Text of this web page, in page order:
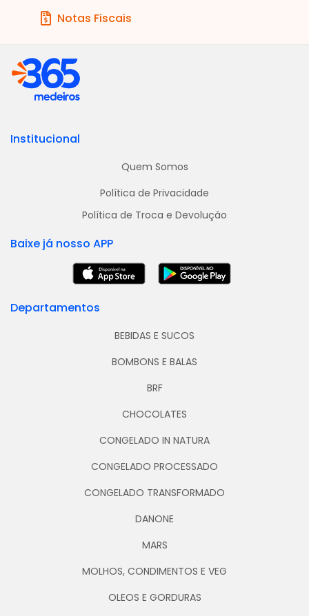
Notas Fiscais
Institucional
Quem Somos
Política de Privacidade
Política de Troca e Devolução
Baixe já nosso APP
Departamentos
BEBIDAS E SUCOS
BOMBONS E BALAS
BRF
CHOCOLATES
CONGELADO IN NATURA
CONGELADO PROCESSADO
CONGELADO TRANSFORMADO
DANONE
MARS
MOLHOS, CONDIMENTOS E VEG
OLEOS E GORDURAS